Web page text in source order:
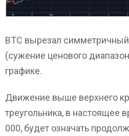
BTC вырезал симметричный
(сужение ценового
графике.
Движение выше верхнего
треугольника, в настоящее
000, будет означать